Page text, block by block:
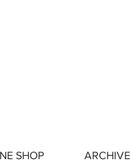
SHOP ARCHIVE